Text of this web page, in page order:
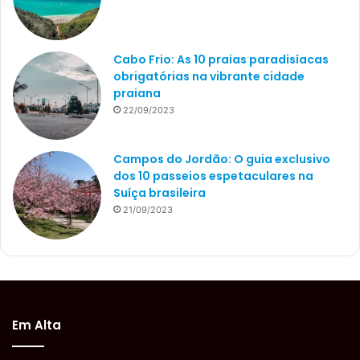
Cabo Frio: As 10 praias paradisíacas
obrigatórias na vibrante cidade
praiana
22/09/2023
Campos do Jordão: O guia exclusivo
dos 10 passeios espetaculares na
Suíça brasileira
21/09/2023
Em Alta